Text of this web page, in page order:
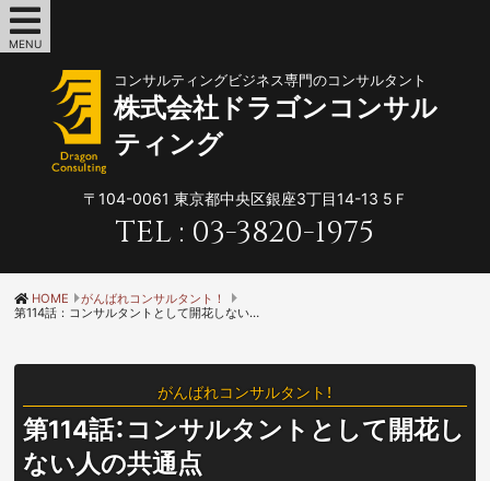
MENU
コンサルティングビジネス専門のコンサルタント
株式会社ドラゴンコンサル
ティング
〒104-0061 東京都中央区銀座3丁目14-13 5Ｆ
TEL : 03-3820-1975
HOME
がんばれコンサルタント！
第114話：コンサルタントとして開花しない人の共通点
がんばれコンサルタント！
第114話：コンサルタントとして開花し
ない人の共通点